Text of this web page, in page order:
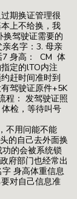
期换证管理很
上不给换，我
驾驶证需要的
名字：3. 母亲
7 身高： CM 体
定的lTO内注
赶时间准时到
驾驶证原件+5K
程： 发驾驶证照
检，等待叫号
不用问能不能
的自己去外面换
的会被系统锁
府部门也经常出
身高体重信息
对自己信息准